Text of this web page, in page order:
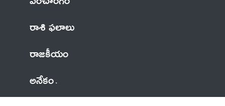
రాశి ఫలాలు
రాజకీయం
అనేకం